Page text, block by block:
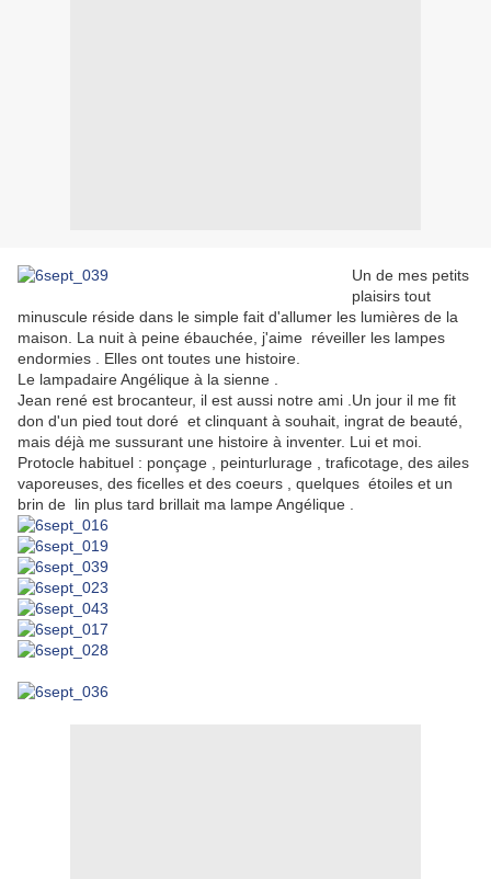
Un de mes petits
plaisirs tout
minuscule réside dans le simple fait d'allumer les lumières de la
maison. La nuit à peine ébauchée, j'aime réveiller les lampes
endormies . Elles ont toutes une histoire.
Le lampadaire Angélique à la sienne .
Jean rené est brocanteur, il est aussi notre ami .Un jour il me fit
don d'un pied tout doré et clinquant à souhait, ingrat de beauté,
mais déjà me sussurant une histoire à inventer. Lui et moi.
Protocle habituel : ponçage , peinturlurage , traficotage, des ailes
vaporeuses, des ficelles et des coeurs , quelques étoiles et un
brin de lin plus tard brillait ma lampe Angélique .